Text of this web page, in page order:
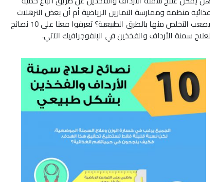
غذائية منظمة وممارسة التمارين الرياضية أم أن بعض الترهلات
يصعب التخلص منها بالطرق الطبيعية؟ تعرفوا معنا على 10 نصائح
لعلاج سمنة الأرداف والفخذين في الإنفوجرافيك الآتي.